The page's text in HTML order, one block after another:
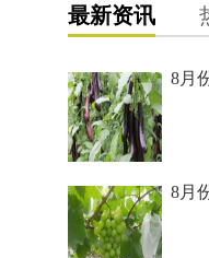
最新资讯
8月
8月